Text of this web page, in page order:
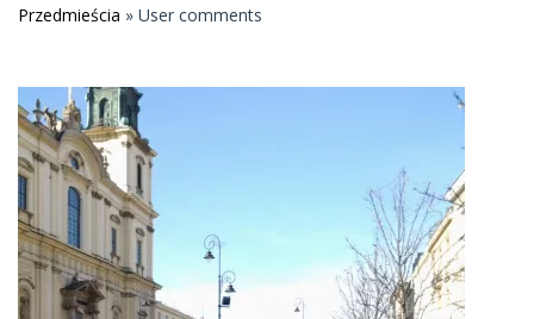
Przedmieścia » User comments